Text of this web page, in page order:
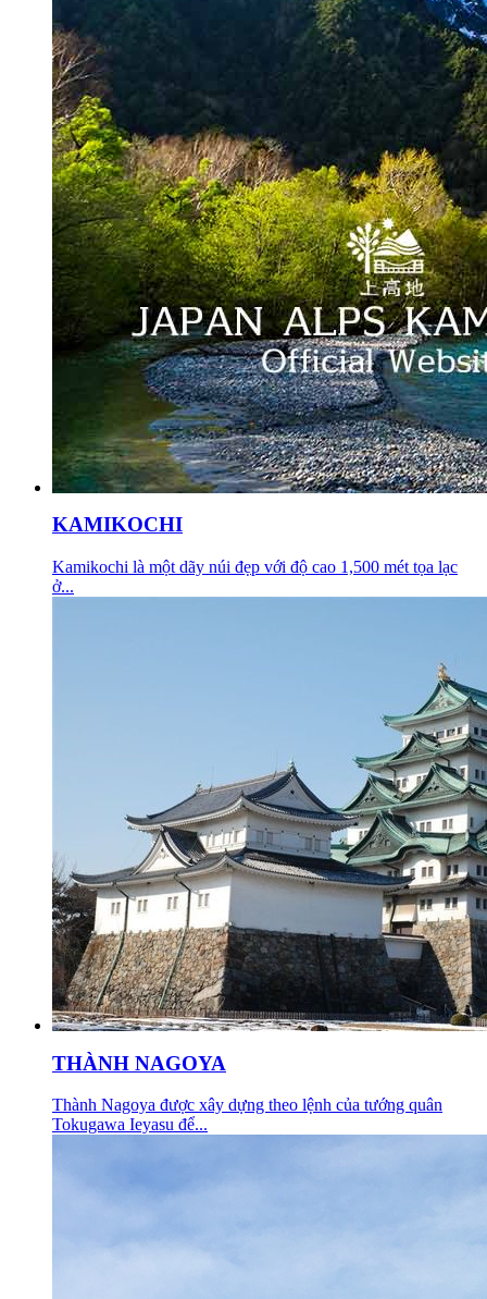
KAMIKOCHI
Kamikochi là một dãy núi đẹp với độ cao 1,500 mét tọa lạc
ở...
THÀNH NAGOYA
Thành Nagoya được xây dựng theo lệnh của tướng quân
Tokugawa Ieyasu để...